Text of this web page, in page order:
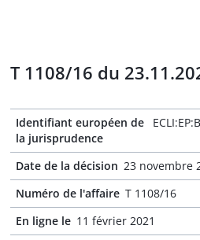
T 1108/16 du
Identifiant européen de
la jurisprudence
Date de la décision 23 novembre
Numéro de l'affaire T 1108/16
En ligne le 11 février 2021